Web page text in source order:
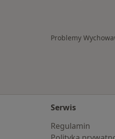
Problemy
Serwis
Regulamin